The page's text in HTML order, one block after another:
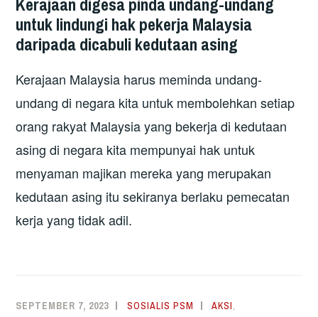
untuk lindungi hak pekerja Malaysia
daripada dicabuli kedutaan asing
Kerajaan Malaysia harus meminda undang-
undang di negara kita untuk membolehkan setiap
orang rakyat Malaysia yang bekerja di kedutaan
asing di negara kita mempunyai hak untuk
menyaman majikan mereka yang merupakan
kedutaan asing itu sekiranya berlaku pemecatan
kerja yang tidak adil.
SEPTEMBER 7, 2023 SOSIALIS PSM AKSI,